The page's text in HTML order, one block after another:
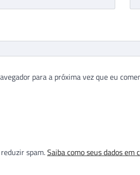
para a próxima vez que eu
spam.Saiba como seus dados em